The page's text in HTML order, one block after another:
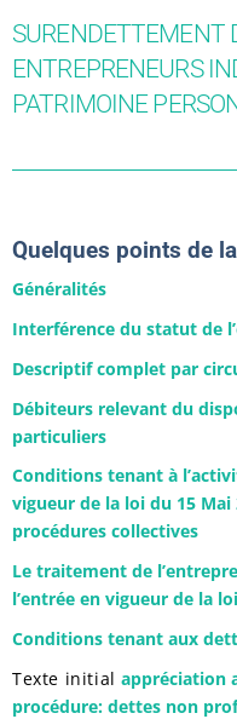
SURENDETTEMENT
ENTREPRENEURS
PATRIMOINE
Quelques points de
Généralités
Interférence du statut de
Descriptif complet par
Débiteurs relevant du
particuliers
Conditions tenant à
vigueur de la loi du 15
procédures collectives
Le traitement de
l’entrée en vigueur de la
Conditions tenant aux
Texte initialappréciation
procédure: dettes non